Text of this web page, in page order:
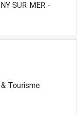
SUR MER -
Tourisme